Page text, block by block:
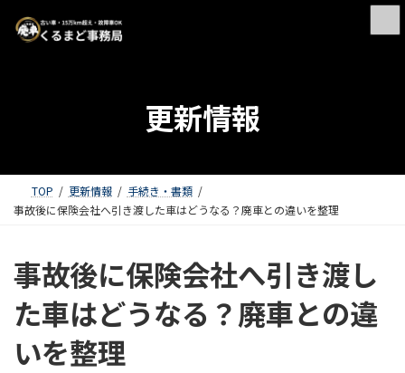
更新情報
TOP 更新情報
手続き・書類
事故後に保険会社へ引き渡した車はどうなる？廃車との違いを整理
事故後に保険会社へ引き渡し
た車はどうなる？廃車との違
いを整理